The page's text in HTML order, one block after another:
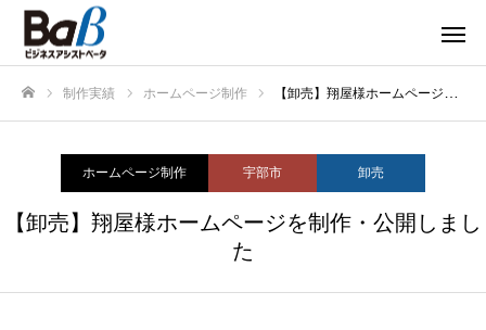
制作実績 ホームページ制作 【卸売】翔屋様ホームページを制作・公開しました
ホームページ制作 宇部市 卸売
【卸売】翔屋様ホームページを制作・公開しまし
た